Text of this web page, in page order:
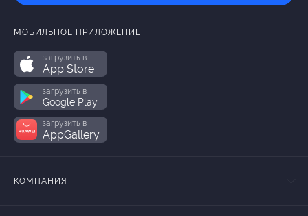
МОБИЛЬНОЕ ПРИЛОЖЕНИЕ
загрузить в
App Store
загрузить в
Google Play
загрузить в
AppGallery
КОМПАНИЯ